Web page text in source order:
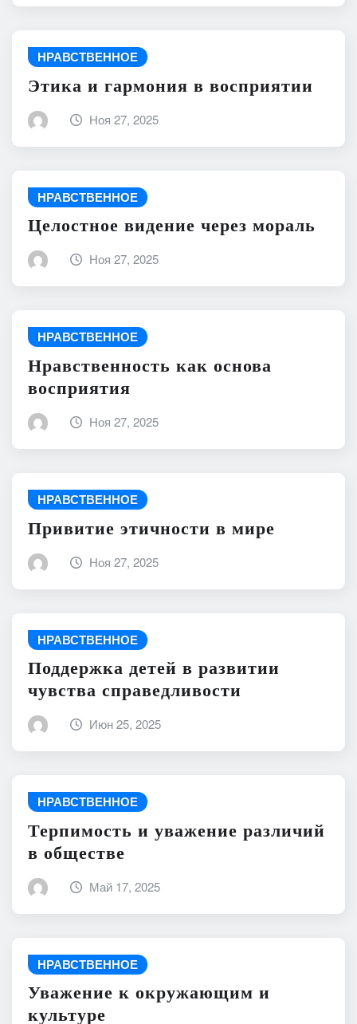
НРАВСТВЕННОЕ
Этика и гармония в восприятии
Ноя 27, 2025
НРАВСТВЕННОЕ
Целостное видение через мораль
Ноя 27, 2025
НРАВСТВЕННОЕ
Нравственность как основа
восприятия
Ноя 27, 2025
НРАВСТВЕННОЕ
Привитие этичности в мире
Ноя 27, 2025
НРАВСТВЕННОЕ
Поддержка детей в развитии
чувства справедливости
Июн 25, 2025
НРАВСТВЕННОЕ
Терпимость и уважение различий
в обществе
Май 17, 2025
НРАВСТВЕННОЕ
Уважение к окружающим и
культуре